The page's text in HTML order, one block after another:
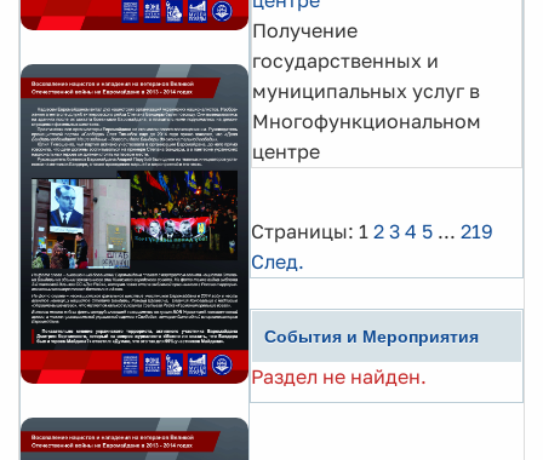
Получение
государственных и
муниципальных услуг в
Многофункциональном
центре
Страницы: 1 2 3 4 5 ... 219
След.
События и Мероприятия
Раздел не найден.